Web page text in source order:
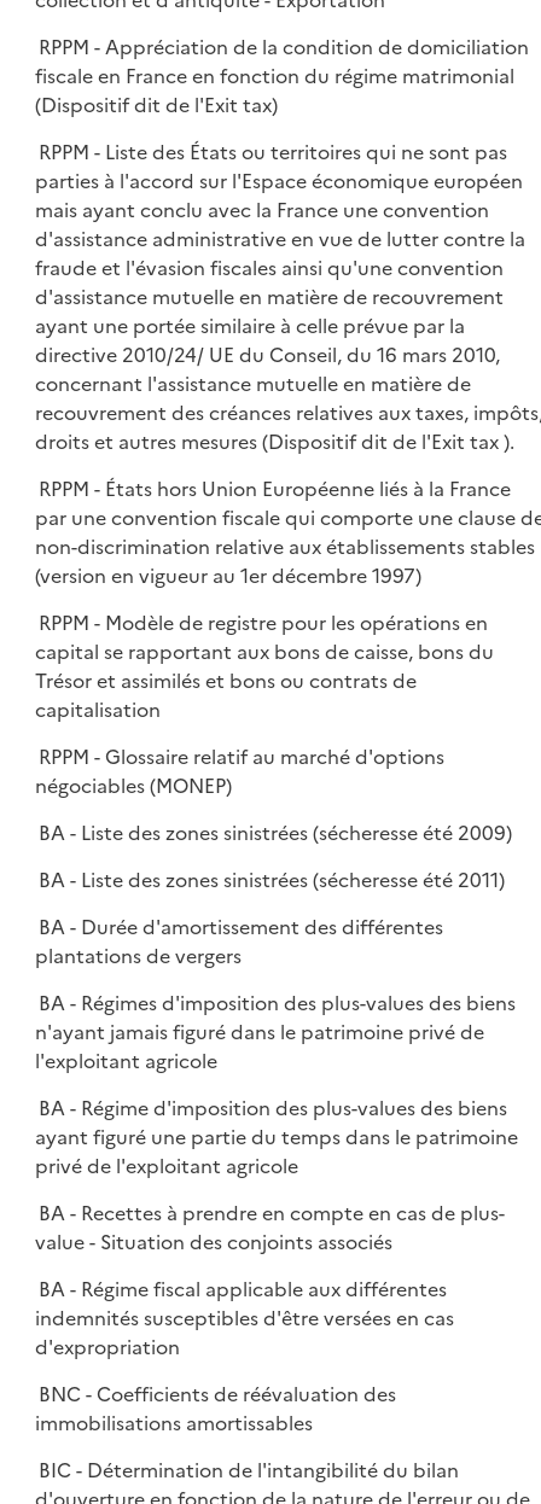
RPPM - Appréciation de la condition de domiciliation
fiscale en France en fonction du régime matrimonial
(Dispositif dit de l'Exit tax)
RPPM - Liste des États ou territoires qui ne sont pas
parties à l'accord sur l'Espace économique européen
mais ayant conclu avec la France une convention
d'assistance administrative en vue de lutter contre la
fraude et l'évasion fiscales ainsi qu'une convention
d'assistance mutuelle en matière de recouvrement
ayant une portée similaire à celle prévue par la
directive 2010/24/ UE du Conseil, du 16 mars 2010,
concernant l'assistance mutuelle en matière de
recouvrement des créances relatives aux taxes,
droits et autres mesures (Dispositif dit de l'Exit tax ).
RPPM - États hors Union Européenne liés à la France
par une convention fiscale qui comporte une clause
non-discrimination relative aux établissements stables
(version en vigueur au 1er décembre 1997)
RPPM - Modèle de registre pour les opérations en
capital se rapportant aux bons de caisse, bons du
Trésor et assimilés et bons ou contrats de
capitalisation
RPPM - Glossaire relatif au marché d'options
négociables (MONEP)
BA - Liste des zones sinistrées (sécheresse été 2009)
BA - Liste des zones sinistrées (sécheresse été 2011)
BA - Durée d'amortissement des différentes
plantations de vergers
BA - Régimes d'imposition des plus-values des biens
n'ayant jamais figuré dans le patrimoine privé de
l'exploitant agricole
BA - Régime d'imposition des plus-values des biens
ayant figuré une partie du temps dans le patrimoine
privé de l'exploitant agricole
BA - Recettes à prendre en compte en cas de plus-
value - Situation des conjoints associés
BA - Régime fiscal applicable aux différentes
indemnités susceptibles d'être versées en cas
d'expropriation
BNC - Coefficients de réévaluation des
immobilisations amortissables
BIC - Détermination de l'intangibilité du bilan